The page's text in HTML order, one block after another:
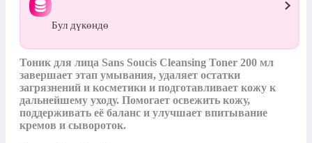
Бул дүкөндө
Тоник для лица Sans Soucis Cleansing Toner 200 мл
завершает этап умывания, удаляет остатки
загрязнений и косметики и подготавливает кожу к
дальнейшему уходу. Помогает освежить кожу,
поддерживать её баланс и улучшает впитывание
кремов и сывороток.